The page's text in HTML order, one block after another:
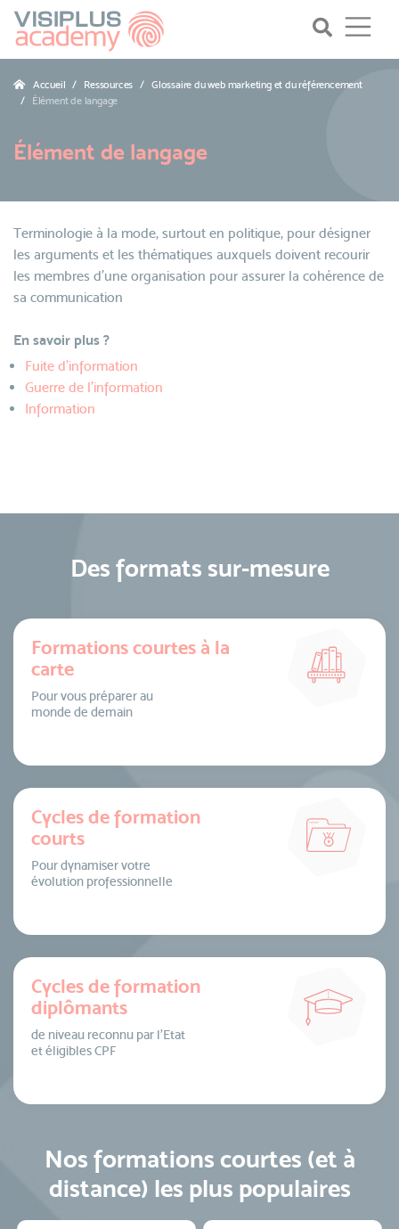
Accueil Ressources
Glossaire du web marketing et du référencement
Élément de langage
Élément de langage
Terminologie à la mode, surtout en politique, pour désigner
les arguments et les thématiques auxquels doivent recourir
les membres d'une organisation pour assurer la cohérence de
sa communication
En savoir plus ?
Fuite d'information
Guerre de l’information
Information
Des formats sur-mesure
Formations courtes à la
carte
Pour vous préparer au
monde de demain
Cycles de formation
courts
Pour dynamiser votre
évolution professionnelle
Cycles de formation
diplômants
de niveau reconnu par l’Etat
et éligibles CPF
Nos formations courtes (et à
distance) les plus populaires